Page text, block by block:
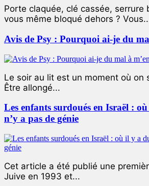
Porte claquée, clé cassée, serrure
vous même bloqué dehors ?
Avis de Psy : Pourquoi ai-je du
Le soir au lit est un moment où on
Être allongé...
Les enfants surdoués en Israël :
n’y a pas de génie
Cet article a été publié une
Juive en 1993 et...